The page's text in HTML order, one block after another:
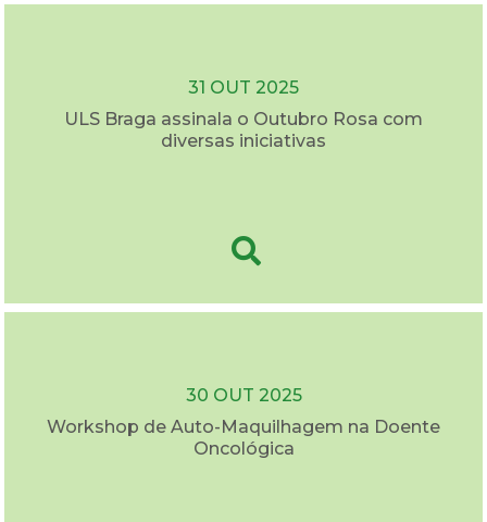
31 OUT 2025
ULS Braga assinala o Outubro Rosa com
diversas iniciativas
30 OUT 2025
Workshop de Auto-Maquilhagem na Doente
Oncológica